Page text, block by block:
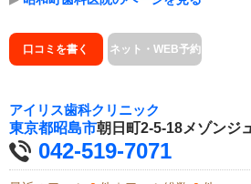
口コミを書く ネット・WEB予約
アイリス歯科クリニック
東京都昭島市朝日町2-5-18メゾンジ
042-519-7071